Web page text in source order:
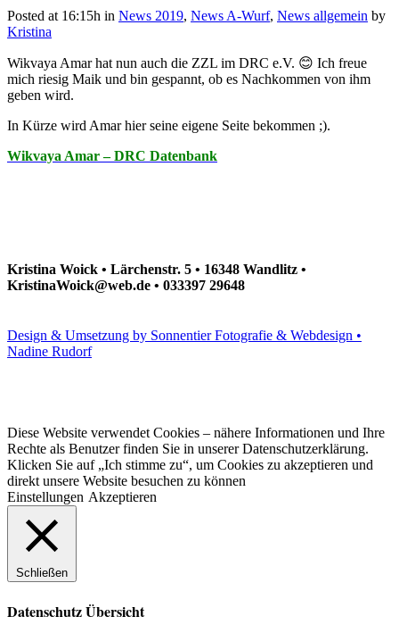
Posted at 16:15h in News 2019, News A-Wurf, News allgemein by
Kristina
Wikvaya Amar hat nun auch die ZZL im DRC e.V. 😊 Ich freue
mich riesig Maik und bin gespannt, ob es Nachkommen von ihm
geben wird.
In Kürze wird Amar hier seine eigene Seite bekommen ;).
Wikvaya Amar – DRC Datenbank
Kristina Woick • Lärchenstr. 5 • 16348 Wandlitz •
KristinaWoick@web.de • 033397 29648
Design & Umsetzung by Sonnentier Fotografie & Webdesign •
Nadine Rudorf
Diese Website verwendet Cookies – nähere Informationen und Ihre
Rechte als Benutzer finden Sie in unserer Datenschutzerklärung.
Klicken Sie auf „Ich stimme zu“, um Cookies zu akzeptieren und
direkt unsere Website besuchen zu können
Einstellungen Akzeptieren
Schließen
Datenschutz Übersicht